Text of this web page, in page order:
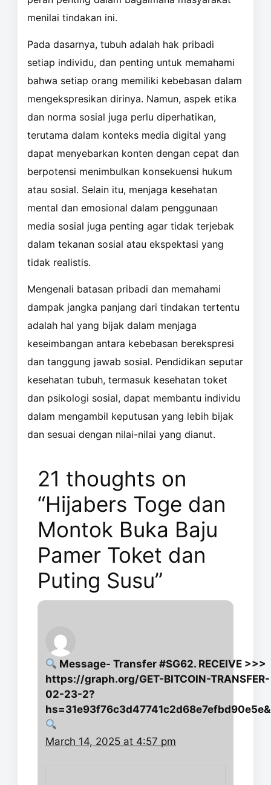
menilai tindakan ini.
Pada dasarnya, tubuh adalah hak pribadi
setiap individu, dan penting untuk memahami
bahwa setiap orang memiliki kebebasan dalam
mengekspresikan dirinya. Namun, aspek etika
dan norma sosial juga perlu diperhatikan,
terutama dalam konteks media digital yang
dapat menyebarkan konten dengan cepat dan
berpotensi menimbulkan konsekuensi hukum
atau sosial. Selain itu, menjaga kesehatan
mental dan emosional dalam penggunaan
media sosial juga penting agar tidak terjebak
dalam tekanan sosial atau ekspektasi yang
tidak realistis.
Mengenali batasan pribadi dan memahami
dampak jangka panjang dari tindakan tertentu
adalah hal yang bijak dalam menjaga
keseimbangan antara kebebasan berekspresi
dan tanggung jawab sosial. Pendidikan seputar
kesehatan tubuh, termasuk kesehatan toket
dan psikologi sosial, dapat membantu individu
dalam mengambil keputusan yang lebih bijak
dan sesuai dengan nilai-nilai yang dianut.
21 thoughts on
“Hijabers Toge dan
Montok Buka Baju
Pamer Toket dan
Puting Susu”
Message- Transfer #SG62. RECEIVE >>>
https://graph.org/GET-BITCOIN-TRANSFER-
02-23-2?
hs=31e93f76c3d47741c2d68e7efbd90e5e&
March 14, 2025 at 4:57 pm